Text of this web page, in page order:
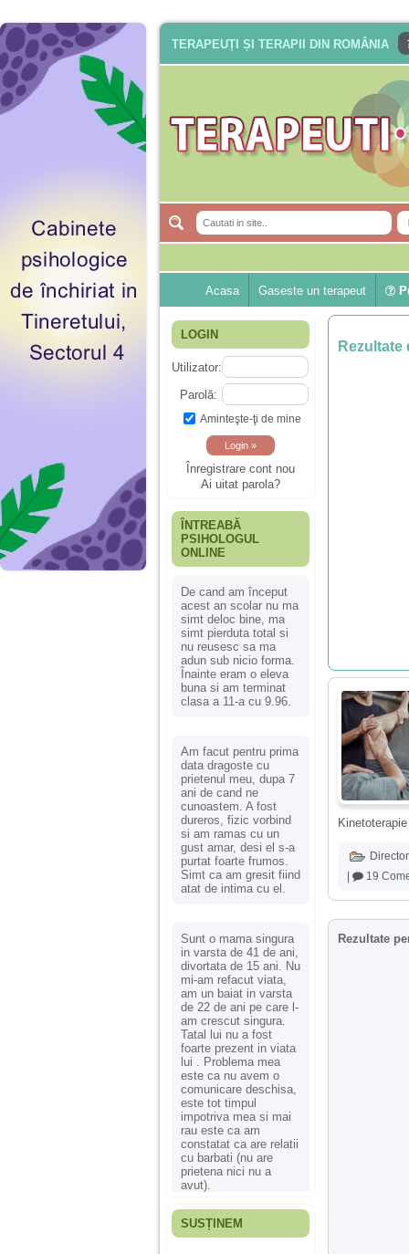
TERAPEUȚI ȘI TERAPII DIN ROMÂNIA
Acasa Gaseste un terapeut
LOGIN
Utilizator:
Parolă:
Aminteşte-ţi de mine
Înregistrare cont nou
Ai uitat parola?
ÎNTREABĂ
PSIHOLOGUL
ONLINE
De cand am început
acest an scolar nu ma
simt deloc bine, ma
simt pierduta total si
nu reusesc sa ma
adun sub nicio forma.
Înainte eram o eleva
buna si am terminat
clasa a 11-a cu 9.96.
Am facut pentru prima
data dragoste cu
prietenul meu, dupa 7
ani de cand ne
cunoastem. A fost
dureros, fizic vorbind
si am ramas cu un
gust amar, desi el s-a
purtat foarte frumos.
Simt ca am gresit fiind
atat de intima cu el.
Sunt o mama singura
in varsta de 41 de ani,
divortata de 15 ani. Nu
mi-am refacut viata,
am un baiat in varsta
de 22 de ani pe care l-
am crescut singura.
Tatal lui nu a fost
foarte prezent in viata
lui . Problema mea
este ca nu avem o
comunicare deschisa,
este tot timpul
impotriva mea si mai
rau este ca am
constatat ca are relatii
cu barbati (nu are
prietena nici nu a
avut).
Fiica mea s-a nascut
SUSȚINEM
Rezultate
19
Rezultate